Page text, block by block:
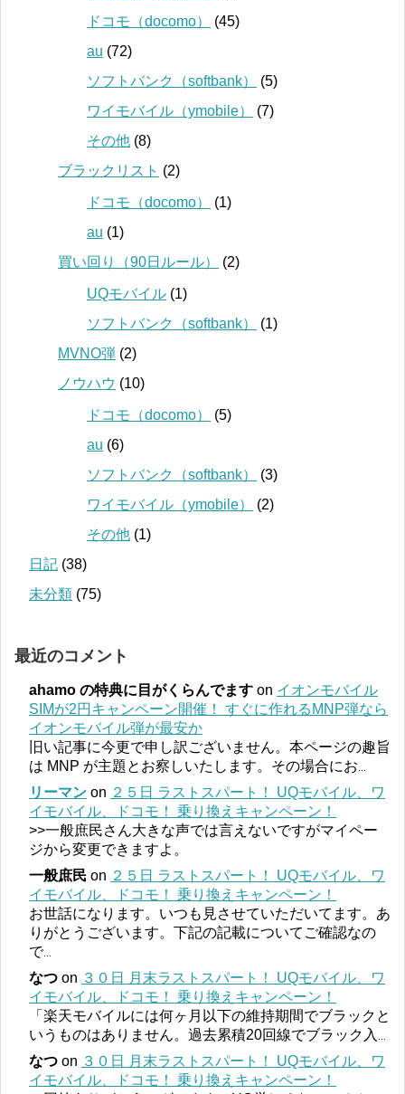
ドコモ（docomo）
(45)
au (72)
ソフトバンク（softbank）
(5)
ワイモバイル（ymobile）
(7)
その他 (8)
ブラックリスト (2)
ドコモ（docomo）
(1)
au (1)
買い回り（90日ルール）
(2)
UQモバイル (1)
ソフトバンク（softbank）
(1)
MVNO弾 (2)
ノウハウ (10)
ドコモ（docomo）
(5)
au (6)
ソフトバンク（softbank）
(3)
ワイモバイル（ymobile）
(2)
その他 (1)
日記 (38)
未分類 (75)
最近のコメント
ahamo の特典に目がくらんでます on イオンモバイル
SIMが2円キャンペーン開催！ すぐに作れるMNP弾なら
イオンモバイル弾が最安か
旧い記事に今更で申し訳ございません。本ページの趣旨
は MNP が主題とお察しいたします。その場合にお
リーマン on ２５日 ラストスパート！ UQモバイル、ワ
イモバイル、ドコモ！ 乗り換えキャンペーン！
>>一般庶民さん大きな声では言えないですがマイペー
ジから変更できますよ。
一般庶民 on ２５日 ラストスパート！ UQモバイル、ワ
イモバイル、ドコモ！ 乗り換えキャンペーン！
お世話になります。いつも見させていただいてます。あ
りがとうございます。下記の記載についてご確認なの
で...
なつ on ３０日 月末ラストスパート！ UQモバイル、ワ
イモバイル、ドコモ！ 乗り換えキャンペーン！
「楽天モバイルには何ヶ月以下の維持期間でブラックと
いうものはありません。過去累積20回線でブラック入
なつ on ３０日 月末ラストスパート！ UQモバイル、ワ
イモバイル、ドコモ！ 乗り換えキャンペーン！